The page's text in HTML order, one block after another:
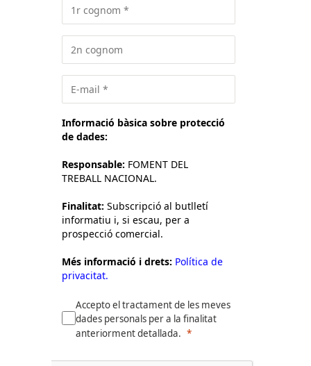
Informació bàsica sobre protecció
de dades:
Responsable: FOMENT DEL
TREBALL NACIONAL.
Finalitat: Subscripció al butlletí
informatiu i, si escau, per a
prospecció comercial.
Més informació i drets: Política de
privacitat.
Accepto el tractament de les meves
dades personals per a la finalitat
anteriorment detallada.